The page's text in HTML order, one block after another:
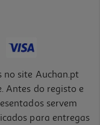
no site Auchan.pt
Antes do registo e
servem
para entregas